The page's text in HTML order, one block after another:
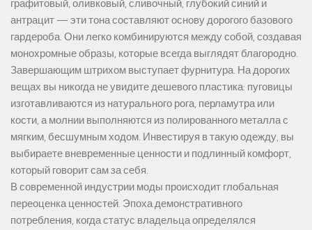
графитовый, оливковый, сливочный, глубокий синий и
антрацит — эти тона составляют основу дорогого базового
гардероба. Они легко комбинируются между собой, создавая
монохромные образы, которые всегда выглядят благородно.
Завершающим штрихом выступает фурнитура. На дорогих
вещах вы никогда не увидите дешевого пластика: пуговицы
изготавливаются из натурального рога, перламутра или
кости, а молнии выполняются из полированного металла с
мягким, бесшумным ходом. Инвестируя в такую одежду, вы
выбираете вневременные ценности и подлинный комфорт,
который говорит сам за себя.
В современной индустрии моды происходит глобальная
переоценка ценностей. Эпоха демонстративного
потребления, когда статус владельца определялся